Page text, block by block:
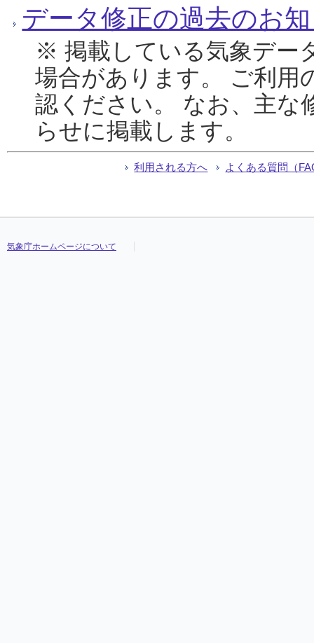
データ修正の過去のお
※ 掲載している気象デー
場合があります。 ご利用
認ください。 なお、主な
らせに掲載します。
利用される方へ よくある質問（
気象庁ホームページについて